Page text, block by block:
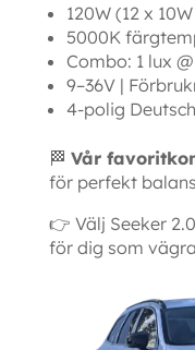
120W (12 x
5000K
Combo: 1 lux
9–36V |
4-polig
🏁 Vår
för perfekt
👉 Välj Seeker
för dig som